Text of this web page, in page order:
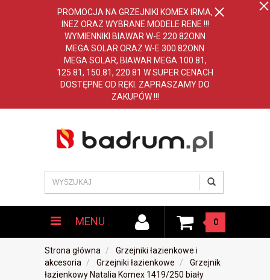
PROMOCJA NA GRZEJNIKI KOMEX IRMA,
INEZ ORAZ WYBRANE MODELE RENE !!!
WYMIENNIKI BIAWAR W-E 220.82ONN
MEGA SOLAR ORAZ W-E 300.82ONN
MEGA SOLAR, BIAWAR MEGA 100.81,
125.81, 150.81, 220.81 W SUPER CENACH
DOSTĘPNE OD RĘKI. ZAPRASZAMY DO
ZAKUPÓW !!!
MENU 0
Strona główna
Grzejniki łazienkowe i
akcesoria
Grzejniki łazienkowe
Grzejnik
łazienkowy Natalia Komex 1419/250 biały